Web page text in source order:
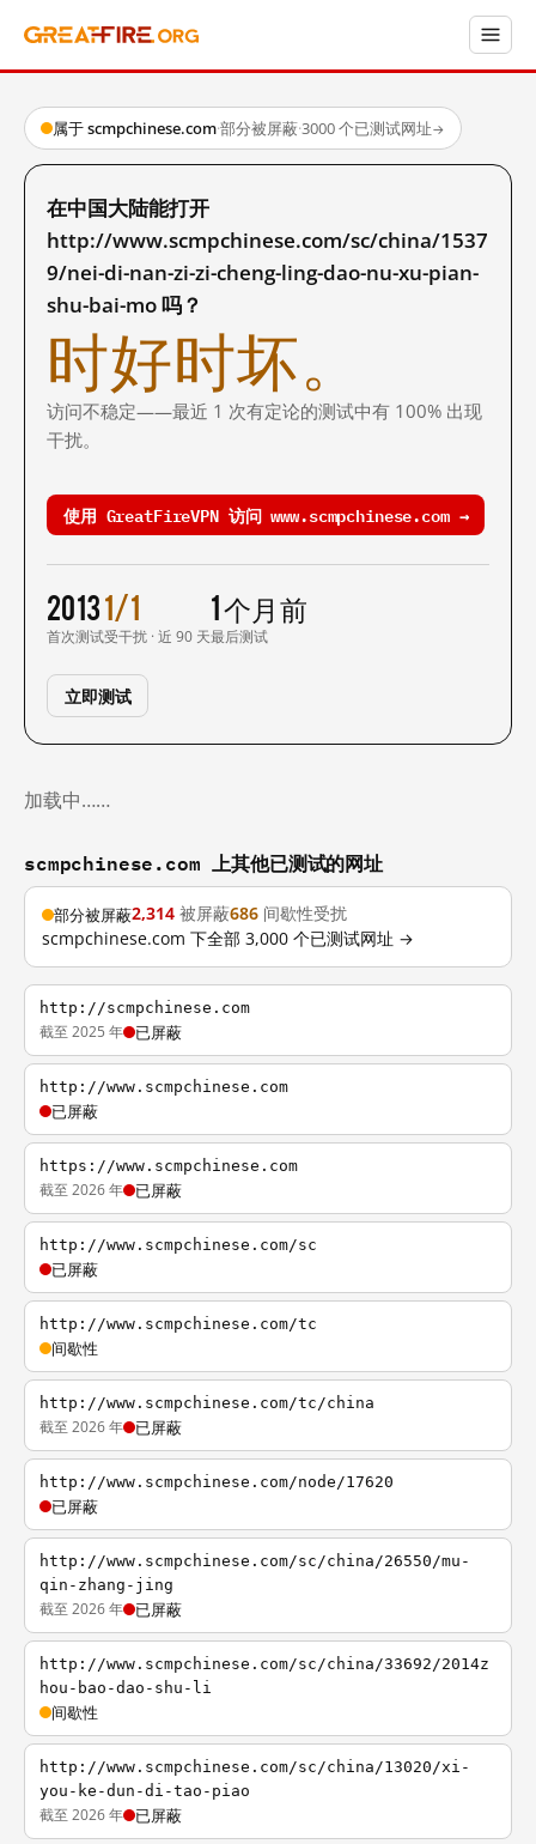
属于 scmpchinese.com·部分被屏蔽·3000 个已测试网址→
在中国大陆能打开
http://www.scmpchinese.com/sc/china/1537
9/nei-di-nan-zi-zi-cheng-ling-dao-nu-xu-pian-
shu-bai-mo 吗？
时好时坏。
访问不稳定——最近 1 次有定论的测试中有 100% 出现
干扰。
使用 GreatFireVPN 访问 www.scmpchinese.com →
2013
首次测试
1/1
受干扰 · 近 90 天
1 个月前
最后测试
立即测试
加载中……
scmpchinese.com 上其他已测试的网址
部分被屏蔽2,314 被屏蔽686 间歇性受扰
scmpchinese.com 下全部 3,000 个已测试网址 →
http://scmpchinese.com
截至 2025 年 已屏蔽
http://www.scmpchinese.com
已屏蔽
https://www.scmpchinese.com
截至 2026 年 已屏蔽
http://www.scmpchinese.com/sc
已屏蔽
http://www.scmpchinese.com/tc
间歇性
http://www.scmpchinese.com/tc/china
截至 2026 年 已屏蔽
http://www.scmpchinese.com/node/17620
已屏蔽
http://www.scmpchinese.com/sc/china/26550/mu-
qin-zhang-jing
截至 2026 年 已屏蔽
http://www.scmpchinese.com/sc/china/33692/2014z
hou-bao-dao-shu-li
间歇性
http://www.scmpchinese.com/sc/china/13020/xi-
you-ke-dun-di-tao-piao
截至 2026 年 已屏蔽